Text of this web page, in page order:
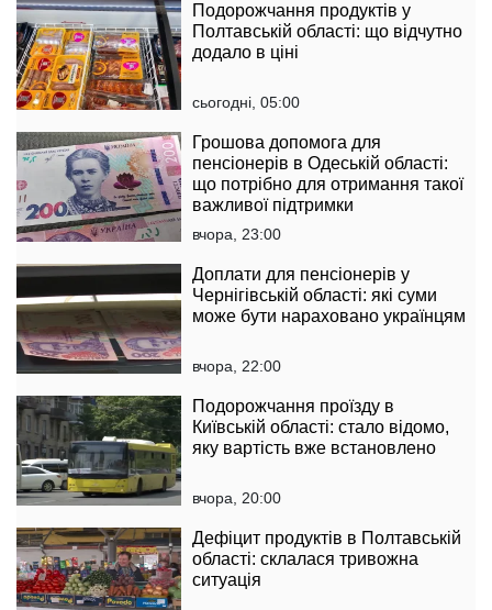
Подорожчання продуктів у
Полтавській області: що відчутно
додало в ціні
сьогодні, 05:00
Грошова допомога для
пенсіонерів в Одеській області:
що потрібно для отримання такої
важливої підтримки
вчора, 23:00
Доплати для пенсіонерів у
Чернігівській області: які суми
може бути нараховано українцям
вчора, 22:00
Подорожчання проїзду в
Київській області: стало відомо,
яку вартість вже встановлено
вчора, 20:00
Дефіцит продуктів в Полтавській
області: склалася тривожна
ситуація